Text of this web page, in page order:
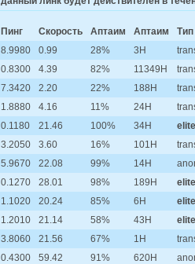
Пинг Скорость Аптаим Аптаим
Тип
8.9980 0.99 28% 3H
0.8300 4.39 82% 11349H
7.3420 2.20 22% 188H
1.8880 4.16 11% 24H
0.1180 21.46 100% 34H
elite
3.2050 3.60 16% 101H
5.9670 22.08 99% 14H
0.1270 28.01 98% 189H
elite
1.1020 20.24 85% 6H
elite
1.2010 21.14 58% 43H
elite
3.8060 21.56 67% 1H
0.4300 59.42 91% 620H